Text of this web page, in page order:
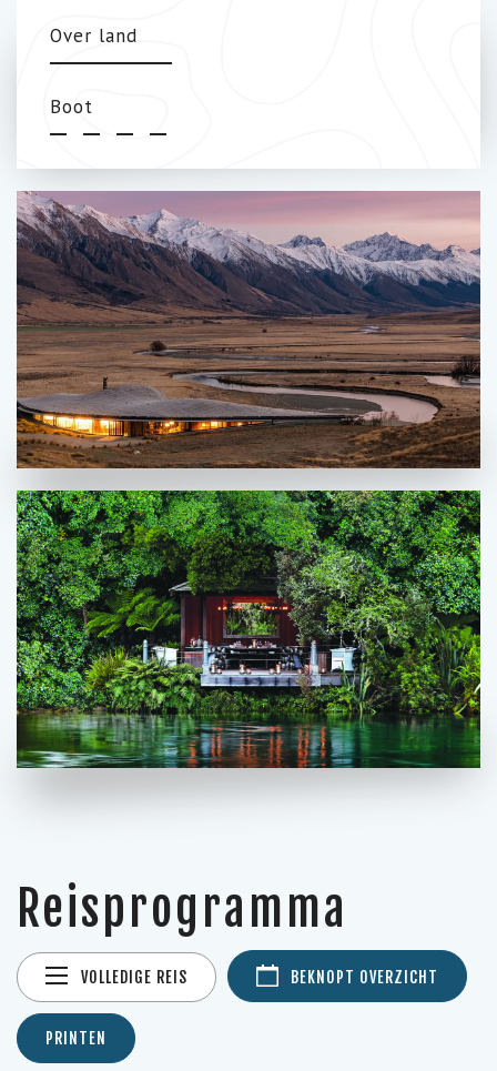
Over land
Boot
Reisprogramma
VOLLEDIGE REIS BEKNOPT OVERZICHT
PRINTEN